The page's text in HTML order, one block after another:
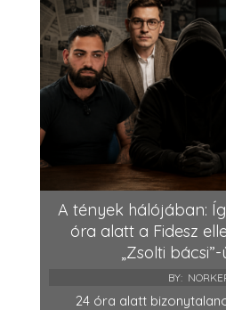
A tények hálójában:
óra alatt a Fidesz
„Zsolti
BY:
24 óra alatt